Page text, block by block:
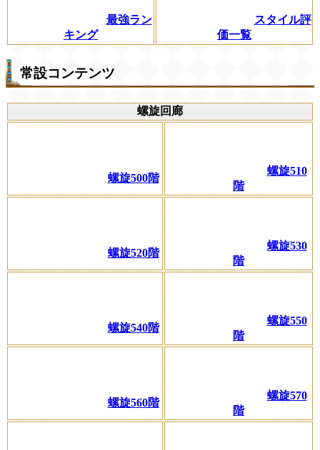
最強ラン
キング
スタイル評
価一覧
常設コンテンツ
螺旋回廊
螺旋500階
螺旋510
階
螺旋520階
螺旋530
階
螺旋540階
螺旋550
階
螺旋560階
螺旋570
階